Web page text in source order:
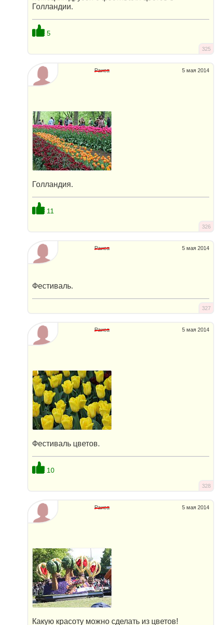
Голландии.
5
325
5 мая 2014
Раиса
Голландия.
11
326
5 мая 2014
Раиса
Фестиваль.
327
5 мая 2014
Раиса
Фестиваль цветов.
10
328
5 мая 2014
Раиса
Какую красоту можно сделать из цветов!